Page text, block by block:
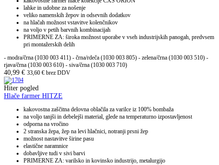
lahke in udobne za nošenje
veliko namenskih žepov in odsevnih dodatkov
na hlačah možnost vstavitve kolenčnikov
na voljo v petih barvnih kombinacijah
PRIMERNE ZA: široka možnost uporabe v vseh industrijskih panogah, predvsem
pri montažerskih delih
- modra/črna (1030 003 411) - črna/rdeča (1030 003 805) - zelena/črna (1030 003 510) -
rjava/črna (1030 003 610) - siva/črna (1030 003 710)
40,99 € 33,60 € brez DDV
Hiter pogled
Hlače farmer HITZE
kakovostna zaščitna delovna oblačila za varilce iz 100% bombaža
na voljo tanjši in debelejši material, glede na temperaturno izpostavljenost
odporna na vročino
2 stranska žepa, žep na levi hlačnici, notranji prsni žep
možnost nastavitve širine pasu
elastične naramnice
dobavljive tudi v sivi barvi
PRIMERNE ZA: varilsko in kovinsko industrijo, metalurgijo